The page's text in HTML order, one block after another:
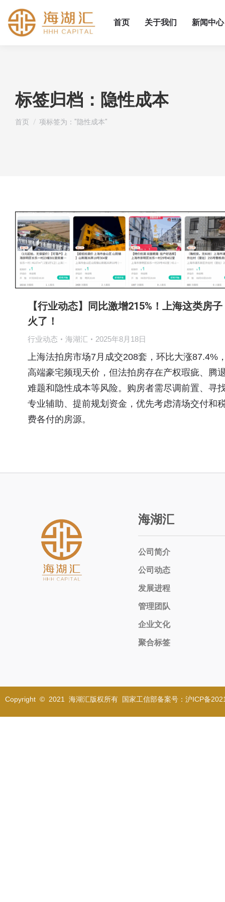
首页 关于我们 新闻中心
标签归档： 隐性成本
您在这里：
首页 项标签为："隐性成本"
【行业动态】同比激增215%！上海这类房
火了！
行业动态 海湖汇 2025年8月18日
上海法拍房市场7月成交208套，环比大涨87.4%
高端豪宅频现天价，但法拍房存在产权瑕疵、腾
难题和隐性成本等风险。购房者需尽调前置、寻
专业辅助、提前规划资金，优先考虑清场交付和
费各付的房源。
海湖汇
公司简介
公司动态
发展进程
管理团队
企业文化
聚合标签
Copyright © 2021 海湖汇版权所有 国家工信部备案号：沪ICP备